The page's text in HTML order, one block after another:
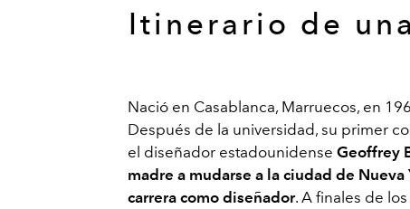
Itinerario de
Nació en Casablanca, Marruecos, en
Después de la universidad, su primer
el diseñador estadounidense Geoffrey
madre a mudarse a la ciudad de
carrera como diseñador. A finales de